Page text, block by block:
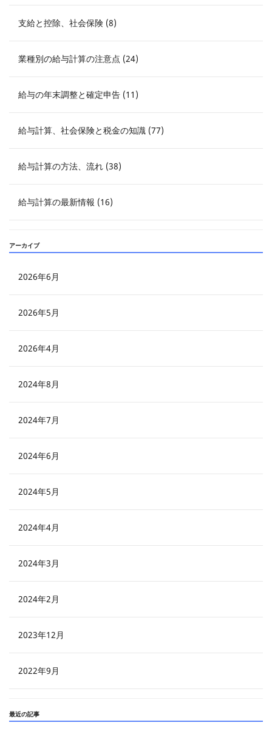
支給と控除、社会保険 (8)
業種別の給与計算の注意点 (24)
給与の年末調整と確定申告 (11)
給与計算、社会保険と税金の知識 (77)
給与計算の方法、流れ (38)
給与計算の最新情報 (16)
アーカイブ
2026年6月
2026年5月
2026年4月
2024年8月
2024年7月
2024年6月
2024年5月
2024年4月
2024年3月
2024年2月
2023年12月
2022年9月
最近の記事